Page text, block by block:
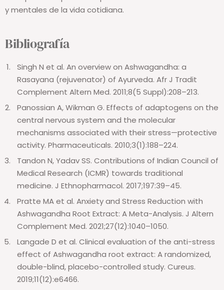
ideal para recuperar el equilibrio frente a los retos físicos
y mentales de la vida cotidiana.
Bibliografía
Singh N et al.
An overview on Ashwagandha: a
Rasayana (rejuvenator) of Ayurveda. Afr J Tradit
Complement Altern Med. 2011;8(5 Suppl):208–213.
Panossian A, Wikman G. Effects of adaptogens on the
central nervous system and the molecular
mechanisms associated with their stress—protective
activity. Pharmaceuticals. 2010;3(1):188–224.
Tandon N, Yadav SS. Contributions of Indian Council of
Medical Research (ICMR) towards traditional
medicine. J Ethnopharmacol. 2017;197:39–45.
Pratte MA et al. Anxiety and Stress Reduction with
Ashwagandha Root Extract: A Meta-Analysis. J Altern
Complement Med. 2021;27(12):1040–1050.
Langade D et al. Clinical evaluation of the anti-stress
effect of Ashwagandha root extract: A randomized,
double-blind, placebo-controlled study. Cureus.